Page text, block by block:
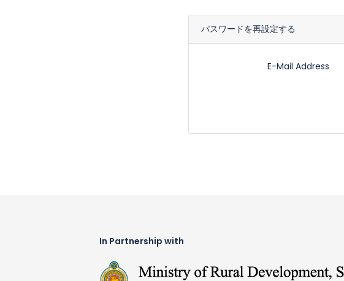
パスワードを再設定する
E-Mail Address
In Partnership with